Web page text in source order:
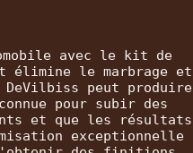
avec le kit de
élimine le marbrage et
peut produire
pour subir des
et que les résultats
exceptionnelle